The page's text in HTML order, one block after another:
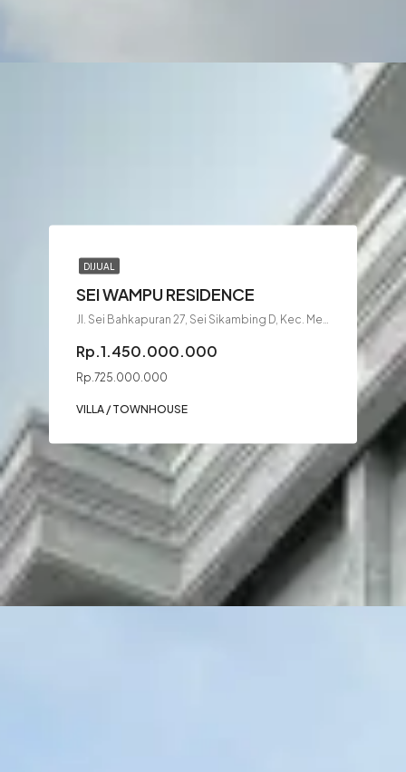
DIJUAL
SEI WAMPU RESIDENCE
Rp.1.450.000.000
Rp.725.000.000
VILLA / TOWNHOUSE